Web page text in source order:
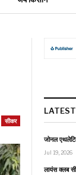
सीकर
जोनल
Jul 19, 2026
लायंस क्लब